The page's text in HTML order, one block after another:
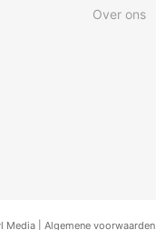
Over ons
Media | Algemene voorwaarden